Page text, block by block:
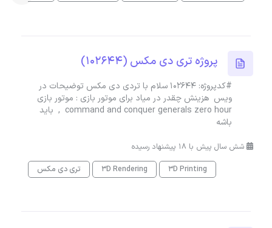
پروژه تری دی مکس (102644)
#کدپروژه: 102644 سلام با تردی دی مکس توضیحات در
ویس هزینش چقدر در میاد برای موتور بازی : موتور بازی
command and conquer generals zero hour , باید
باشه
شش سال پیش با 18 پیشنهاد رسیده
3D Printing
3D Rendering تری دی مکس